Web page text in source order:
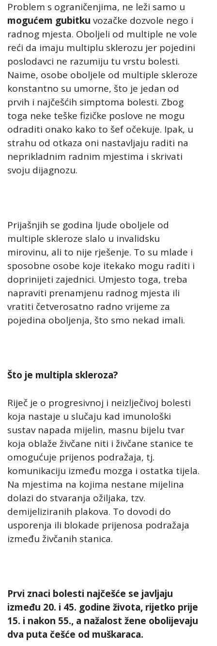
Problem s ograničenjima, ne leži samo u
mogućem gubitku vozačke dozvole nego i
radnog mjesta. Oboljeli od multiple ne vole
reći da imaju multiplu sklerozu jer pojedini
poslodavci ne razumiju tu vrstu bolesti.
Naime, osobe oboljele od multiple skleroze
konstantno su umorne, što je jedan od
prvih i najčešćih simptoma bolesti. Zbog
toga neke teške fizičke poslove ne mogu
odraditi onako kako to šef očekuje. Ipak, u
strahu od otkaza oni nastavljaju raditi na
neprikladnim radnim mjestima i skrivati
svoju dijagnozu.
Prijašnjih se godina ljude oboljele od
multiple skleroze slalo u invalidsku
mirovinu, ali to nije rješenje. To su mlade i
sposobne osobe koje itekako mogu raditi i
doprinijeti zajednici. Umjesto toga, treba
napraviti prenamjenu radnog mjesta ili
vratiti četverosatno radno vrijeme za
pojedina oboljenja, što smo nekad imali.
Što je multipla skleroza?
Riječ je o progresivnoj i neizlječivoj bolesti
koja nastaje u slučaju kad imunološki
sustav napada mijelin, masnu bijelu tvar
koja oblaže živčane niti i živčane stanice te
omogućuje prijenos podražaja, tj.
komunikaciju između mozga i ostatka tijela.
Na mjestima na kojima nestane mijelina
dolazi do stvaranja ožiljaka, tzv.
demijeliziranih plakova. To dovodi do
usporenja ili blokade prijenosa podražaja
između živčanih stanica.
Prvi znaci bolesti najčešće se javljaju
između 20. i 45. godine života, rijetko prije
15. i nakon 55., a nažalost žene obolijevaju
dva puta češće od muškaraca.